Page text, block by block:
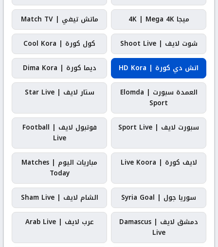
ميجا 4K | Mega 4K
ماتش تيفي | Match TV
شوت لايف | Shoot Live
كول كورة | Cool Kora
اتش دي كورة | HD Kora
ديما كورة | Dima Kora
العمدة سبورت | Elomda
Sport
ستار لايف | Star Live
سبورت لايف | Sport Live
فوتبول لايف | Football
Live
لايف كورة | Live Koora
مباريات اليوم | Matches
Today
سوريا جول | Syria Goal
الشام لايف | Sham Live
دمشق لايف | Damascus
Live
عرب لايف | Arab Live